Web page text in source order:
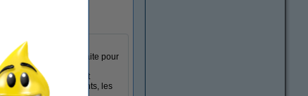
à la bonne
de 1,5 litre et est parfaite pour
vis, ce qui facilite le
boisson facilement et
les rassemblements, les